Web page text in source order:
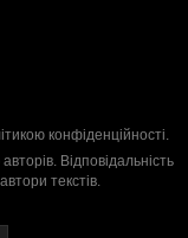
конфіденційності.
Відповідальність
текстів.